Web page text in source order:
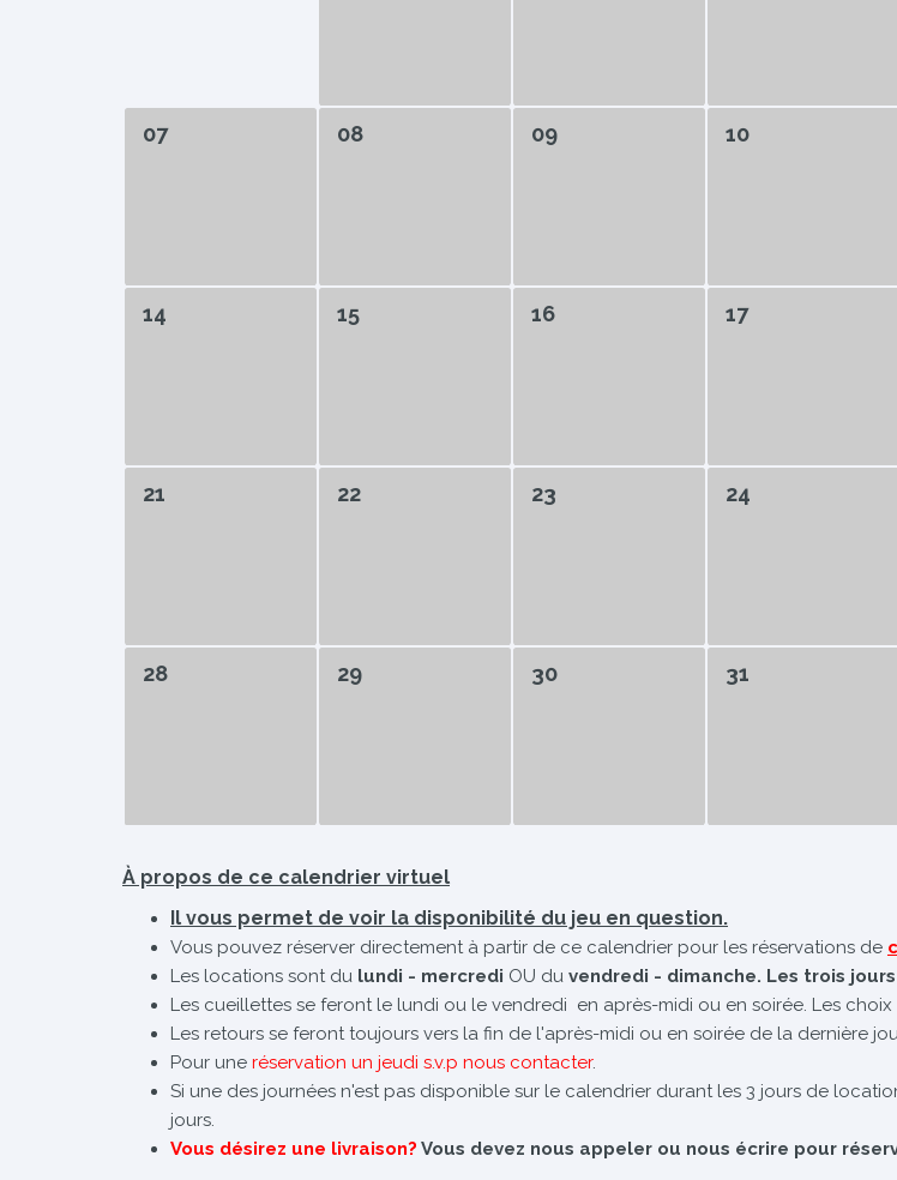
07 08 09 10
14 15 16 17
21 22 23 24
28 29 30 31
À propos de ce calendrier virtuel
Il vous permet de voir la disponibilité du jeu en question.
Vous pouvez réserver directement à partir de ce calendrier pour les réservations de
Les locations sont du lundi - mercredi OU du vendredi - dimanche. Les trois
Les cueillettes se feront le lundi ou le vendredi en après-midi ou en soirée. Les
Les retours se feront toujours vers la fin de l'après-midi ou en soirée de la dernière
Pour une réservation un jeudi s.v.p nous contacter.
Si une des journées n'est pas disponible sur le calendrier durant les 3 jours de
jours.
Vous désirez une livraison? Vous devez nous appeler ou nous écrire pour